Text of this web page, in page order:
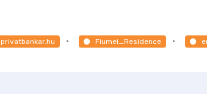
privatbankar.hu Fiumei_Residence